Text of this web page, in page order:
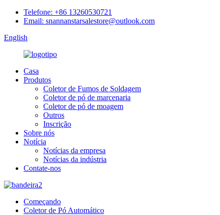
Telefone: +86 13260530721
Email: snannanstarsalestore@outlook.com
English
Casa
Produtos
Coletor de Fumos de Soldagem
Coletor de pó de marcenaria
Coletor de pó de moagem
Outros
Inscrição
Sobre nós
Notícia
Notícias da empresa
Notícias da indústria
Contate-nos
Começando
Coletor de Pó Automático